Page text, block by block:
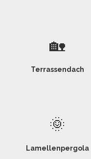
🏡
Terrassendach
🌞
Lamellenpergola